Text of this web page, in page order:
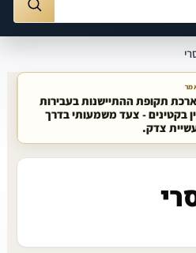
או עיר
תקופת ההתיישנות בעבירות
בקטינים - צעד משמעותי בדרך
צדק.